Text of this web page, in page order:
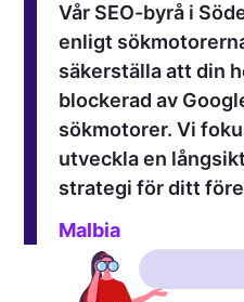
Vår SEO-byrå i
enligt
säkerställa att din
blockerad av
sökmotorer. Vi
utveckla en
strategi för ditt
Malbia